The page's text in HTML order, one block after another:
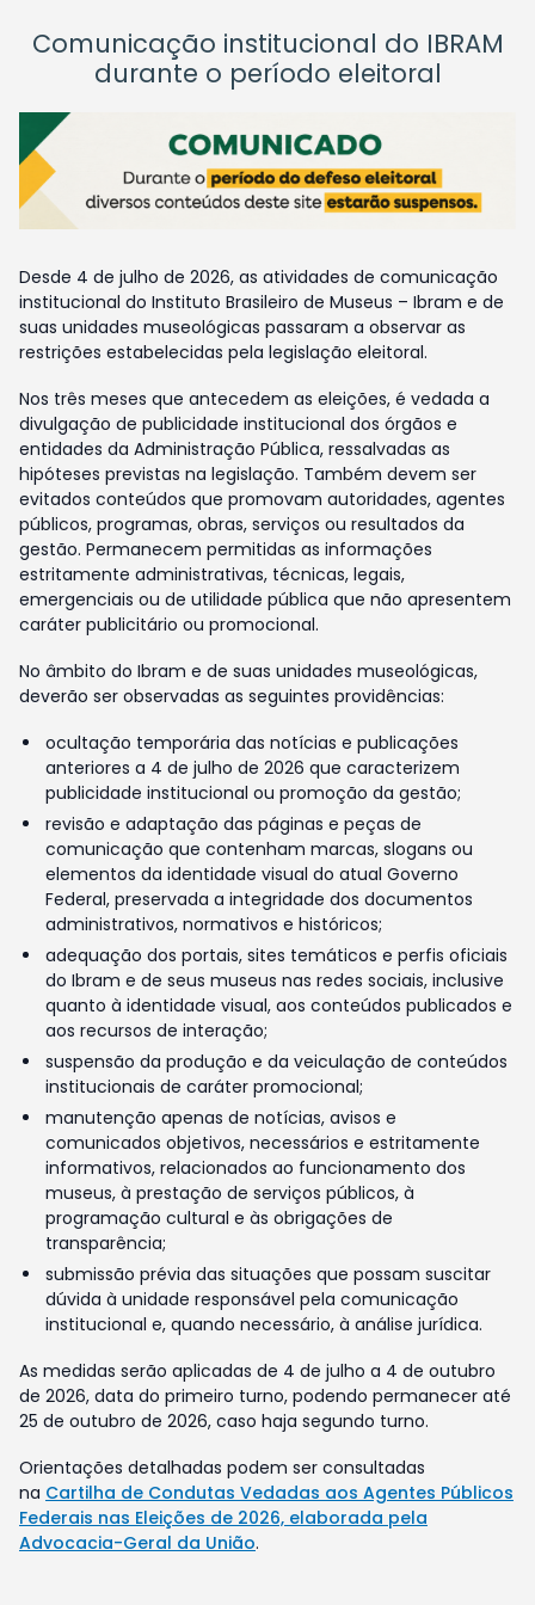
Comunicação institucional do IBRAM
durante o período eleitoral
Desde 4 de julho de 2026, as atividades de comunicação
institucional do Instituto Brasileiro de Museus – Ibram e de
suas unidades museológicas passaram a observar as
restrições estabelecidas pela legislação eleitoral.
Nos três meses que antecedem as eleições, é vedada a
divulgação de publicidade institucional dos órgãos e
entidades da Administração Pública, ressalvadas as
hipóteses previstas na legislação. Também devem ser
evitados conteúdos que promovam autoridades, agentes
públicos, programas, obras, serviços ou resultados da
gestão. Permanecem permitidas as informações
estritamente administrativas, técnicas, legais,
emergenciais ou de utilidade pública que não apresentem
caráter publicitário ou promocional.
No âmbito do Ibram e de suas unidades museológicas,
deverão ser observadas as seguintes providências:
ocultação temporária das notícias e publicações
anteriores a 4 de julho de 2026 que caracterizem
publicidade institucional ou promoção da gestão;
revisão e adaptação das páginas e peças de
comunicação que contenham marcas, slogans ou
elementos da identidade visual do atual Governo
Federal, preservada a integridade dos documentos
administrativos, normativos e históricos;
adequação dos portais, sites temáticos e perfis oficiais
do Ibram e de seus museus nas redes sociais, inclusive
quanto à identidade visual, aos conteúdos publicados e
aos recursos de interação;
suspensão da produção e da veiculação de conteúdos
institucionais de caráter promocional;
manutenção apenas de notícias, avisos e
comunicados objetivos, necessários e estritamente
informativos, relacionados ao funcionamento dos
museus, à prestação de serviços públicos, à
programação cultural e às obrigações de
transparência;
submissão prévia das situações que possam suscitar
dúvida à unidade responsável pela comunicação
institucional e, quando necessário, à análise jurídica.
As medidas serão aplicadas de 4 de julho a 4 de outubro
de 2026, data do primeiro turno, podendo permanecer até
25 de outubro de 2026, caso haja segundo turno.
Orientações detalhadas podem ser consultadas
na Cartilha de Condutas Vedadas aos Agentes Públicos
Federais nas Eleições de 2026, elaborada pela
Advocacia-Geral da União.